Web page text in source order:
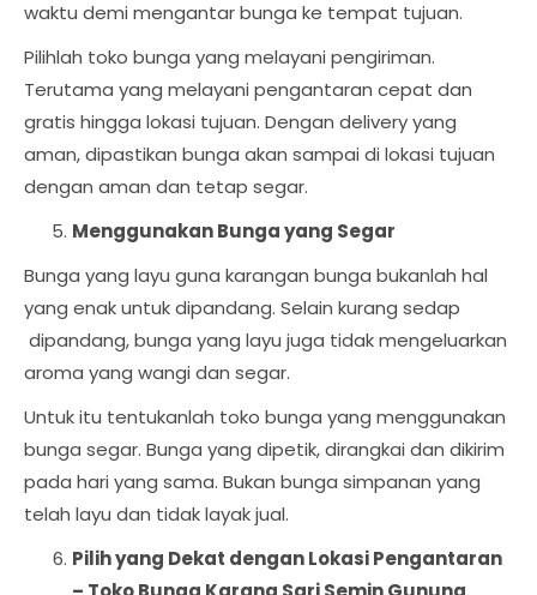
waktu demi mengantar bunga ke tempat tujuan.
Pilihlah toko bunga yang melayani pengiriman.
Terutama yang melayani pengantaran cepat dan
gratis hingga lokasi tujuan. Dengan delivery yang
aman, dipastikan bunga akan sampai di lokasi tujuan
dengan aman dan tetap segar.
Menggunakan Bunga yang Segar
Bunga yang layu guna karangan bunga bukanlah hal
yang enak untuk dipandang. Selain kurang sedap
dipandang, bunga yang layu juga tidak mengeluarkan
aroma yang wangi dan segar.
Untuk itu tentukanlah toko bunga yang menggunakan
bunga segar. Bunga yang dipetik, dirangkai dan dikirim
pada hari yang sama. Bukan bunga simpanan yang
telah layu dan tidak layak jual.
Pilih yang Dekat dengan Lokasi Pengantaran